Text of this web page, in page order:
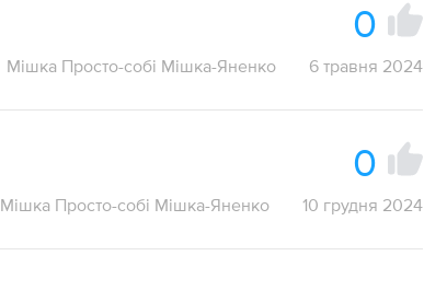
0
Мішка Просто-собі Мішка-Яненко 6 травня 2024
0
Мішка Просто-собі Мішка-Яненко 10 грудня 2024